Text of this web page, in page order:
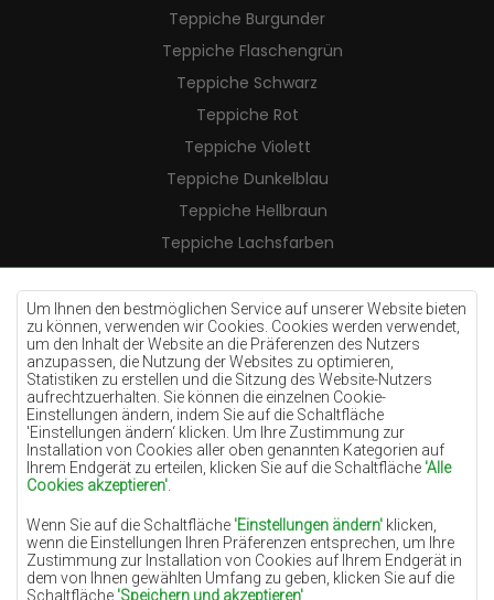
Um Ihnen den bestmöglichen Service auf unserer Website bieten
zu können, verwenden wir Cookies. Cookies werden verwendet,
um den Inhalt der Website an die Präferenzen des Nutzers
anzupassen, die Nutzung der Websites zu optimieren,
Statistiken zu erstellen und die Sitzung des Website-Nutzers
aufrechtzuerhalten. Sie können die einzelnen Cookie-
Einstellungen ändern, indem Sie auf die Schaltfläche
'Einstellungen ändern‘ klicken. Um Ihre Zustimmung zur
Installation von Cookies aller oben genannten Kategorien auf
Ihrem Endgerät zu erteilen, klicken Sie auf die Schaltfläche 'Alle
Cookies akzeptieren'
Wenn Sie auf die Schaltfläche 'Einstellungen ändern' klicken,
wenn die Einstellungen Ihren Präferenzen entsprechen, um Ihre
Zustimmung zur Installation von Cookies auf Ihrem Endgerät in
dem von Ihnen gewählten Umfang zu geben, klicken Sie auf die
Schaltfläche 'Speichern und akzeptieren'
Teppiche Burgunder
Teppiche Flaschengrün
Teppiche Schwarz
Teppiche Rot
Teppiche Violett
Teppiche Dunkelblau
Teppiche Hellbraun
Teppiche Lachsfarben
Teppiche Cremefarben
Teppiche Lilac
Teppiche Gelb
Teppiche Pfefferminz
Teppiche Blau
Teppiche Orange
Teppiche Rosa
Teppiche Terrakotte
Teppiche Grün
Teppiche Golden